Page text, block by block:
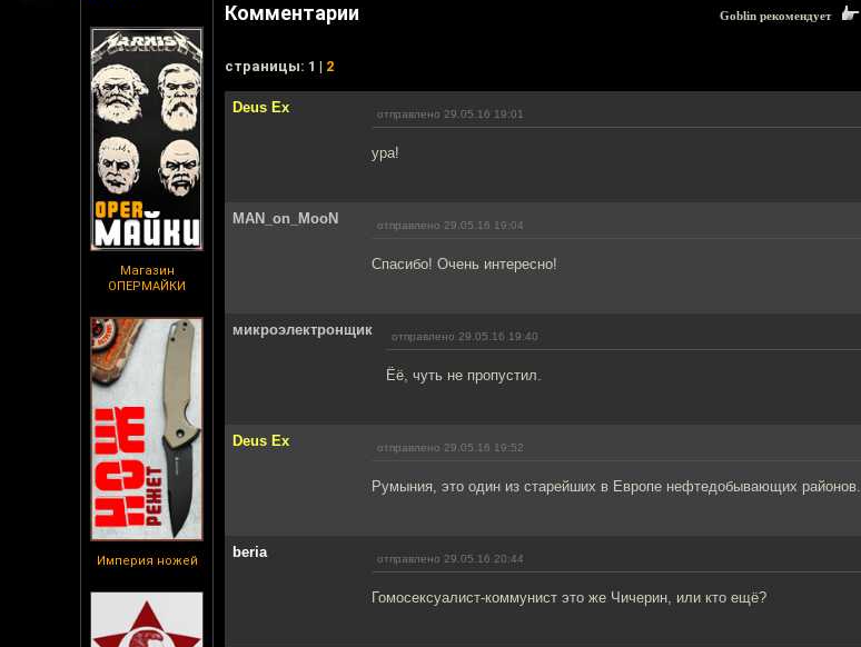
Магазин
ОПЕРМАЙКИ
Империя ножей
Комментарии Goblin рекомендует
cтраницы: 1 | 2
Deus Ex отправлено 29.05.16 19:01
ура!
MAN_on_MooN отправлено 29.05.16 19:04
Спасибо! Очень интересно!
микроэлектронщик отправлено 29.05.16 19:40
Ёё, чуть не пропустил.
Deus Ex отправлено 29.05.16 19:52
Румыния, это один из старейших в Европе нефтедобывающих районов.
beria отправлено 29.05.16 20:44
Гомосексуалист-коммунист это же Чичерин, или кто ещё?